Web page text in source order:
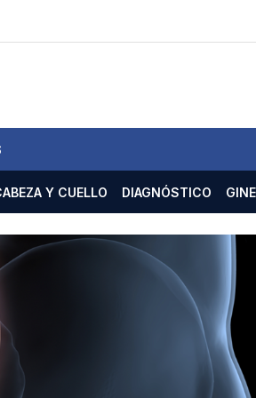
Y CUELLO DIAGNÓSTICO